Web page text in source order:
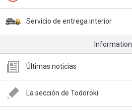
Servicio de entrega interior
Information
Últimas noticias
La sección de Todoroki